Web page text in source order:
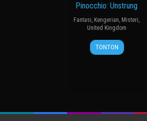
Pinocchio: Unstrung
Fantasi Kengerian Misteri
United Kingdom
22
Jul
Rhys
Frake-
TONTON